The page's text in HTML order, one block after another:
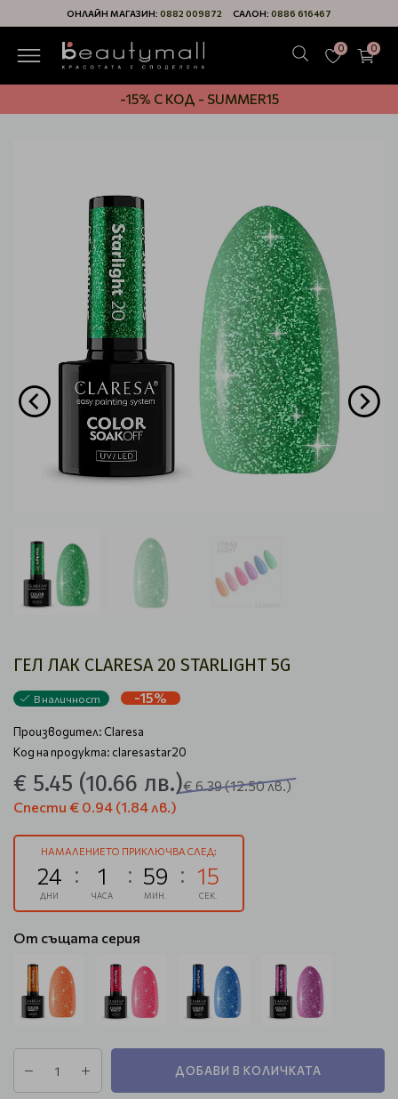
ОНЛАЙН МАГАЗИН: 0882 009872 САЛОН: 0886 616467
0 0
-15% С КОД - SUMMER15
ГЕЛ ЛАК CLARESA 20 STARLIGHT 5G
В наличност -15%
Производител: Claresa
Код на продукта: claresastar20
€ 5.45 (10.66 лв.)€ 6.39(12.50 лв.)
Спести € 0.94 (1.84 лв.)
НАМАЛЕНИЕТО ПРИКЛЮЧВА СЛЕД:
24
ДНИ
1
ЧАСА
59
МИН.
15
СЕК.
От същата серия
ДОБАВИ В КОЛИЧКАТА